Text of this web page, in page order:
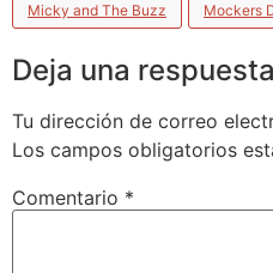
Micky and The Buzz Mockers
Deja una respuesta
Tu dirección de correo
Los campos obligatorios
Comentario *